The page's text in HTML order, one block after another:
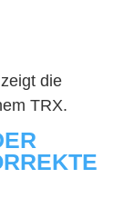
die
TRX.